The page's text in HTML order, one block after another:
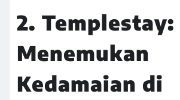
2. Templestay:
Menemukan
Kedamaian di